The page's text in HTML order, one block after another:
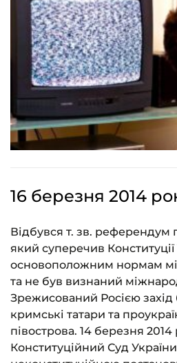
16 березня 2014
Відбувся т. зв. референдум
який суперечив Конституції
основоположним нормам
та не був визнаний
Зрежисований Росією захід
кримські татари та
півострова. 14 березня 2014
Конституційний Суд